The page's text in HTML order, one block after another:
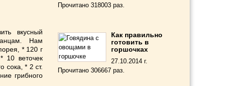
вкусный
Нам
* 120 г
10 веточек
сока, * 2 ст.
грибного
Прочитано 318003 раз.
Как правильно
готовить в
горшочках
27.10.2014 г.
Прочитано 306667 раз.